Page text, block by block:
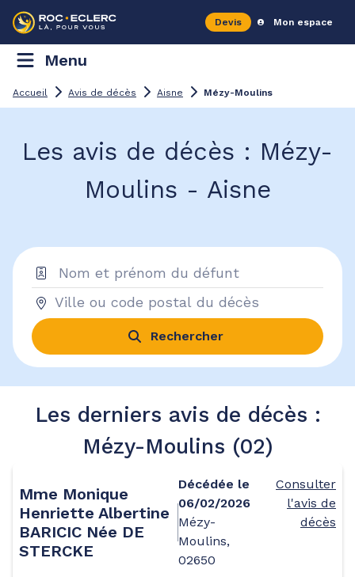
Devis Mon espace
Menu
Accueil Avis de décès Aisne Mézy-Moulins
Les avis de décès : Mézy-
Moulins - Aisne
Rechercher
Les derniers avis de décès :
Mézy-Moulins (02)
Mme Monique
Henriette Albertine
BARICIC Née DE
STERCKE
Décédée le
06/02/2026
Mézy-
Moulins,
02650
Consulter
l'avis de
décès